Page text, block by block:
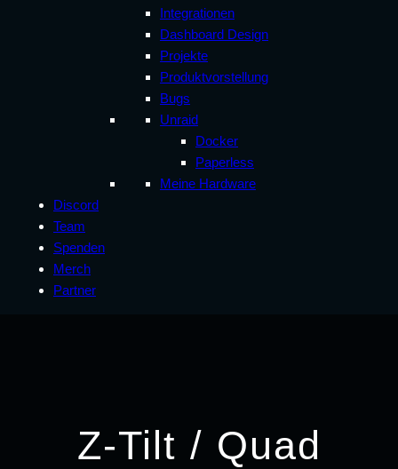
Integrationen
Dashboard Design
Projekte
Produktvorstellung
Bugs
Unraid
Docker
Paperless
Meine Hardware
Discord
Team
Spenden
Merch
Partner
Z-Tilt / Quad